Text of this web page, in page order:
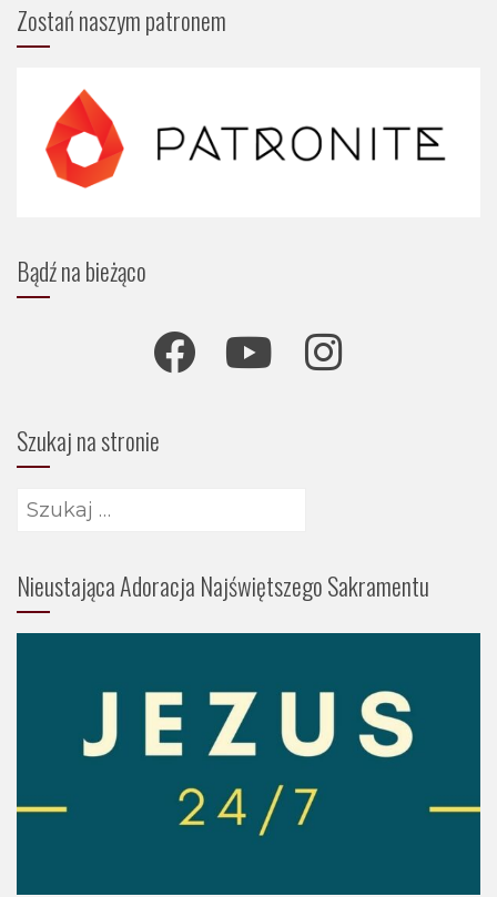
Zostań naszym patronem
Bądź na bieżąco
Szukaj na stronie
Nieustająca Adoracja Najświętszego Sakramentu